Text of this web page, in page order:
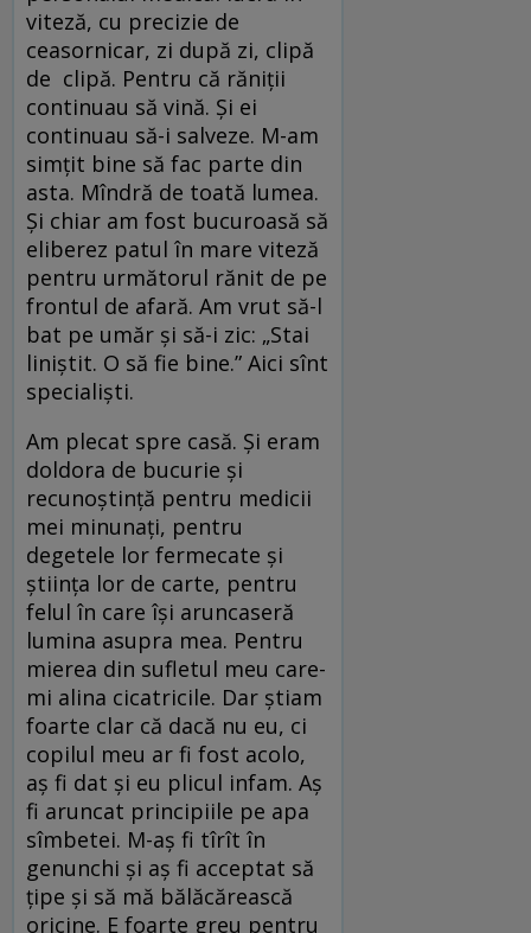
viteză, cu precizie de
ceasornicar, zi după zi, clipă
de clipă. Pentru că răniții
continuau să vină. Și ei
continuau să-i salveze. M-am
simțit bine să fac parte din
asta. Mîndră de toată lumea.
Și chiar am fost bucuroasă să
eliberez patul în mare viteză
pentru următorul rănit de pe
frontul de afară. Am vrut să-l
bat pe umăr și să-i zic: „Stai
liniștit. O să fie bine.” Aici sînt
specialiști.
Am plecat spre casă. Și eram
doldora de bucurie și
recunoștință pentru medicii
mei minunați, pentru
degetele lor fermecate și
știința lor de carte, pentru
felul în care își aruncaseră
lumina asupra mea. Pentru
mierea din sufletul meu care-
mi alina cicatricile. Dar știam
foarte clar că dacă nu eu, ci
copilul meu ar fi fost acolo,
aș fi dat și eu plicul infam. Aș
fi aruncat principiile pe apa
sîmbetei. M-aș fi tîrît în
genunchi și aș fi acceptat să
țipe și să mă bălăcărească
oricine. E foarte greu pentru